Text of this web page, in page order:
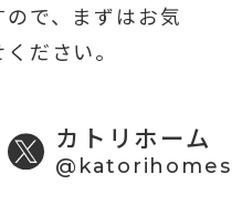
で、まずはお気
ださい。
カトリホーム
@katorihomes